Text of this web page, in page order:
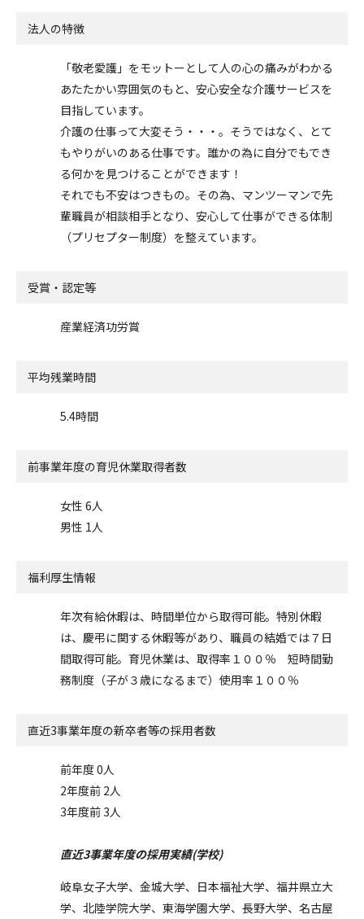
法人の特徴
「敬老愛護」をモットーとして人の心の痛みがわかる
あたたかい雰囲気のもと、安心安全な介護サービスを
目指しています。
介護の仕事って大変そう・・・。そうではなく、とて
もやりがいのある仕事です。誰かの為に自分でもでき
る何かを見つけることができます！
それでも不安はつきもの。その為、マンツーマンで先
輩職員が相談相手となり、安心して仕事ができる体制
（プリセプター制度）を整えています。
受賞・認定等
産業経済功労賞
平均残業時間
5.4時間
前事業年度の育児休業取得者数
女性 6人
男性 1人
福利厚生情報
年次有給休暇は、時間単位から取得可能。特別休暇
は、慶弔に関する休暇等があり、職員の結婚では７日
間取得可能。育児休業は、取得率１００％ 短時間勤
務制度（子が３歳になるまで）使用率１００％
直近3事業年度の新卒者等の採用者数
前年度 0人
2年度前 2人
3年度前 3人
直近3事業年度の採用実績(学校)
岐阜女子大学、金城大学、日本福祉大学、福井県立大
学、北陸学院大学、東海学園大学、長野大学、名古屋